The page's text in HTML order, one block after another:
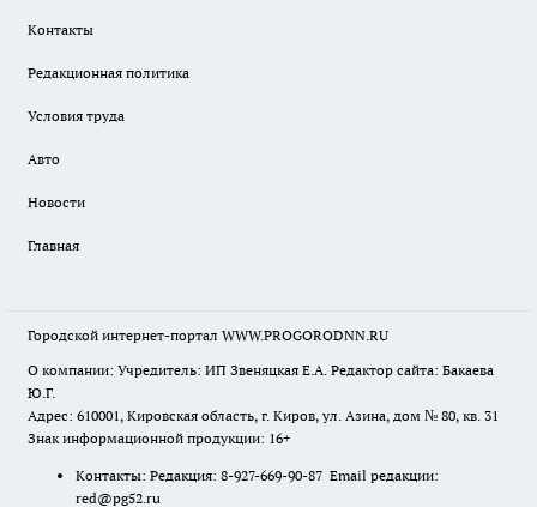
Контакты
Редакционная политика
Условия труда
Авто
Новости
Главная
Городской интернет-портал WWW.PROGORODNN.RU
О компании: Учредитель: ИП Звеняцкая Е.А. Редактор сайта: Бакаева
Ю.Г.
Адрес: 610001, Кировская область, г. Киров, ул. Азина, дом № 80, кв. 31
Знак информационной продукции: 16+
Контакты: Редакция: 8-927-669-90-87 Email редакции:
red@pg52.ru